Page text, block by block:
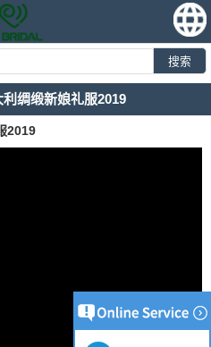
搜索
绸缎新娘礼服2019
2019